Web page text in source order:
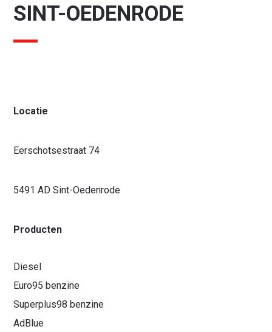
SINT-OEDENRODE
Locatie
Eerschotsestraat 74
5491 AD Sint-Oedenrode
Producten
Diesel
Euro95 benzine
Superplus98 benzine
AdBlue